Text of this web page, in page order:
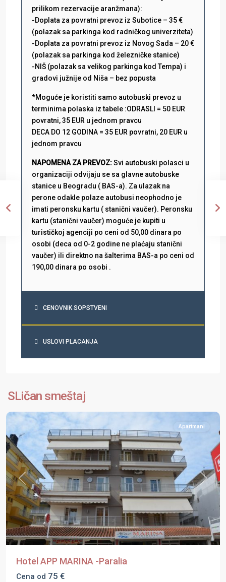
prilikom rezervacije aranžmana):
-Doplata za povratni prevoz iz Subotice – 35 €
(polazak sa parkinga kod radničkog univerziteta)
-Doplata za povratni prevoz iz Novog Sada – 20 €
(polazak sa parkinga kod železničke stanice)
-NIŠ (polazak sa velikog parkinga kod Tempa) i
gradovi južnije od Niša – bez popusta
*Moguće je koristiti samo autobuski prevoz u
terminima polaska iz tabele :ODRASLI = 50 EUR
povratni, 35 EUR u jednom pravcu
DECA DO 12 GODINA = 35 EUR povratni, 20 EUR u
jednom pravcu
NAPOMENA ZA PREVOZ:Svi autobuski polasci u
organizaciji odvijaju se sa glavne autobuske
stanice u Beogradu ( BAS-a). Za ulazak na
perone odakle polaze autobusi neophodno je
imati peronsku kartu ( stanični vaučer). Peronsku
kartu (stanični vaučer) moguće je kupiti u
turističkoj agenciji po ceni od 50,00 dinara po
osobi (deca od 0-2 godine ne plaćaju stanični
vaučer) ili direktno na šalterima BAS-a po ceni od
190,00 dinara po osobi .
CENOVNIK SOPSTVENI
USLOVI PLACANJA
SLičan smeštaj
Regija
Paralia
Previous Next
Apartmani
Hotel APP MARINA -Paralia
Cena od 75 €